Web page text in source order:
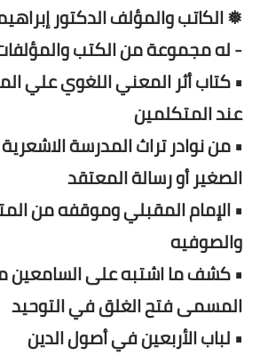
❅ الكاتب والمؤلف الدكتور
- له مجموعة من الكتب والمؤلفات
• كتاب أثر المعني اللغوي علي
عند المتكلمين
• من نوادر تراث المدرسة
الصغير أو رسالة المعتقد
• الإمام المقبلي وموقفه من
والصوفيه
• كشف ما اشتبه على السامعين من
المسمى فتح الغلق في التوحيد
• لباب الأربعين في أصول الدين